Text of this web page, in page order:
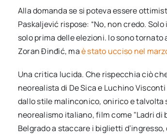
Alla domanda se si poteva essere
Paskaljević rispose: “No, non credo.
solo prima delle elezioni. Io sono
Zoran Đinđić, maè stato ucciso nel
Una critica lucida. Che rispecchia ciò
neorealista di De Sica e Luchino
dallo stile malinconico, onirico e talvolta
neorealismo italiano, film come "Ladri di
Belgrado a staccare i biglietti